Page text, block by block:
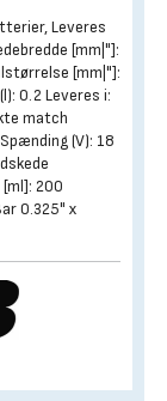
Leveres
[mm|"]:
[mm|"]:
0.2 Leveres i:
match
(V): 18
200
0.325" x